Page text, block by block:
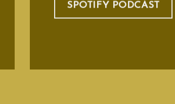
SPOTIFY PODCAST